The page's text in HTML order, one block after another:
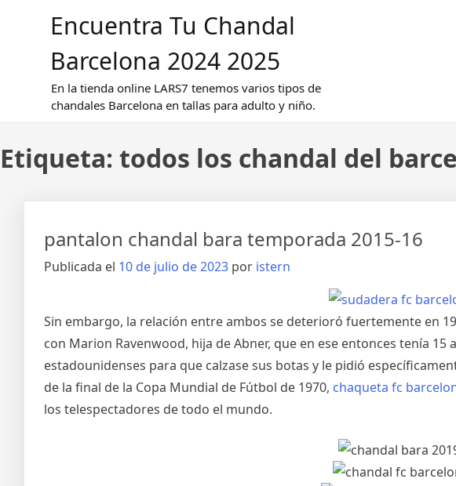
Encuentra Tu Chandal
Barcelona 2024 2025
En la tienda online LARS7 tenemos varios tipos de
chandales Barcelona en tallas para adulto y niño.
Etiqueta: todos los chandal del
pantalon chandal bara temporada 2015-16
Publicada el 10 de julio de 2023 por istern
Sin embargo, la relación entre ambos se deterioró fuertemente en
con Marion Ravenwood, hija de Abner, que en ese entonces tenía 15
estadounidenses para que calzase sus botas y le pidió
de la final de la Copa Mundial de Fútbol de 1970, chaqueta fc
los telespectadores de todo el mundo.